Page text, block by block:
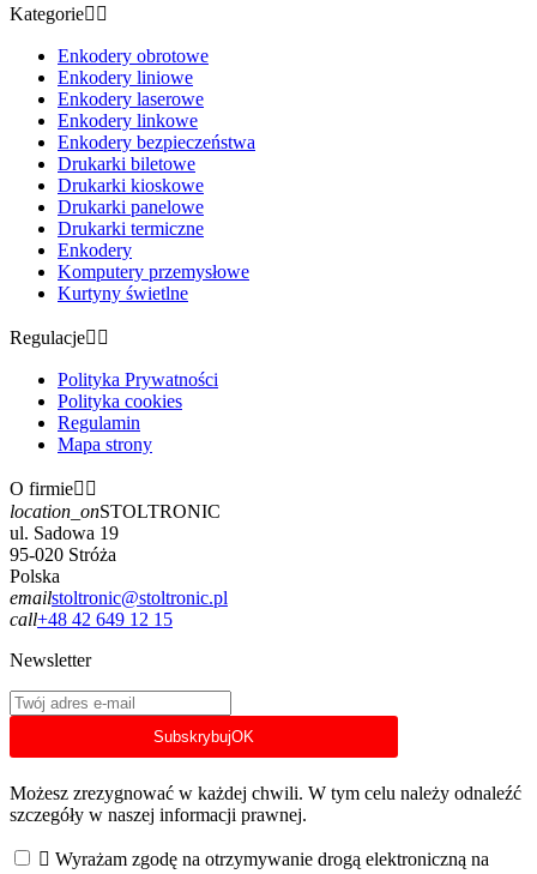
Kategorie 
Enkodery obrotowe
Enkodery liniowe
Enkodery laserowe
Enkodery linkowe
Enkodery bezpieczeństwa
Drukarki biletowe
Drukarki kioskowe
Drukarki panelowe
Drukarki termiczne
Enkodery
Komputery przemysłowe
Kurtyny świetlne
Regulacje 
Polityka Prywatności
Polityka cookies
Regulamin
Mapa strony
O firmie 
location_onSTOLTRONIC
ul. Sadowa 19
95-020 Stróża
Polska
emailstoltronic@stoltronic.pl
call+48 42 649 12 15
Newsletter
SubskrybujOK
Możesz zrezygnować w każdej chwili. W tym celu należy odnaleźć
szczegóły w naszej informacji prawnej.
 Wyrażam zgodę na otrzymywanie drogą elektroniczną na